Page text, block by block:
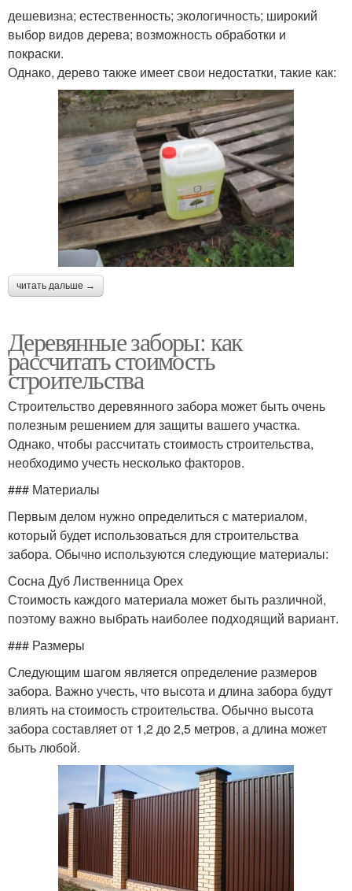
дешевизна; естественность; экологичность; широкий
выбор видов дерева; возможность обработки и
покраски.
Однако, дерево также имеет свои недостатки, такие как:
читать дальше →
Деревянные заборы: как
рассчитать стоимость
строительства
Строительство деревянного забора может быть очень
полезным решением для защиты вашего участка.
Однако, чтобы рассчитать стоимость строительства,
необходимо учесть несколько факторов.
### Материалы
Первым делом нужно определиться с материалом,
который будет использоваться для строительства
забора. Обычно используются следующие материалы:
Сосна Дуб Лиственница Орех
Стоимость каждого материала может быть различной,
поэтому важно выбрать наиболее подходящий вариант.
### Размеры
Следующим шагом является определение размеров
забора. Важно учесть, что высота и длина забора будут
влиять на стоимость строительства. Обычно высота
забора составляет от 1,2 до 2,5 метров, а длина может
быть любой.